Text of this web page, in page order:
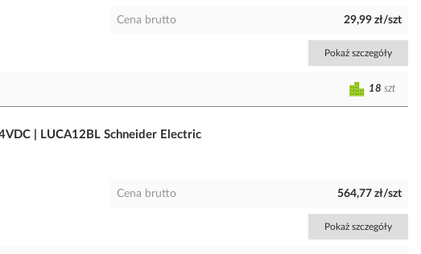
Cena brutto 29,99 zł/szt
Pokaż szczegóły
18 szt
| LUCA12BL Schneider Electric
Cena brutto 564,77 zł/szt
Pokaż szczegóły